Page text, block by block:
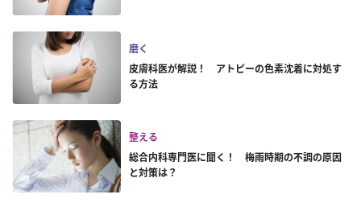
磨く
皮膚科医が解説！ アトピーの色素沈着に対処す
る方法
整える
総合内科専門医に聞く！ 梅雨時期の不調の原因
と対策は？